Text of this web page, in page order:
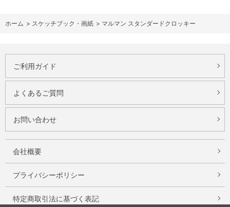
ホーム > スケッチブック・画紙 > マルマン スタンダードクロッキー
ご利用ガイド
よくあるご質問
お問い合わせ
会社概要
プライバシーポリシー
特定商取引法に基づく表記